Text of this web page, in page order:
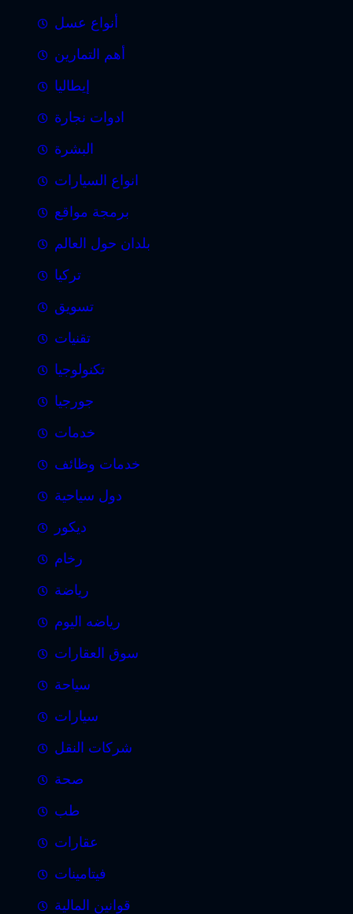
أنواع عسل
أهم التمارين
إيطاليا
ادوات نجارة
البشرة
انواع السيارات
برمجة مواقع
بلدان حول العالم
تركيا
تسويق
تقنيات
تكنولوجيا
جورجيا
خدمات
خدمات وظائف
دول سياحية
ديكور
رخام
رياضة
رياضه اليوم
سوق العقارات
سياحة
سيارات
شركات النقل
صحة
طب
عقارات
فيتامينات
قوانين المالية